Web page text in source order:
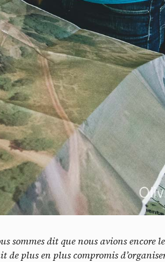
sommes dit que nous avions encore le
de plus en plus compromis